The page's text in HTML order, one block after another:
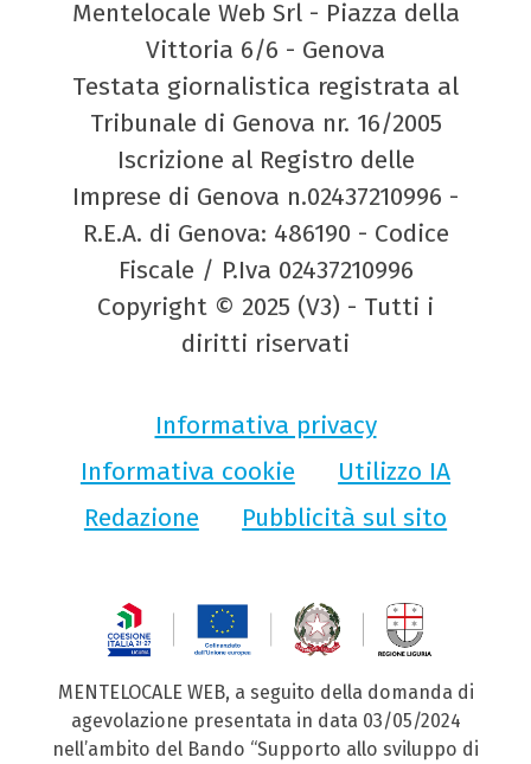
Mentelocale Web Srl - Piazza della
Vittoria 6/6 - Genova
Testata giornalistica registrata al
Tribunale di Genova nr. 16/2005
Iscrizione al Registro delle
Imprese di Genova n.02437210996 -
R.E.A. di Genova: 486190 - Codice
Fiscale / P.Iva 02437210996
Copyright © 2025 (V3) - Tutti i
diritti riservati
Informativa privacy
Informativa cookie
Utilizzo IA
Redazione
Pubblicità sul sito
MENTELOCALE WEB, a seguito della domanda di
agevolazione presentata in data 03/05/2024
nell’ambito del Bando “Supporto allo sviluppo di